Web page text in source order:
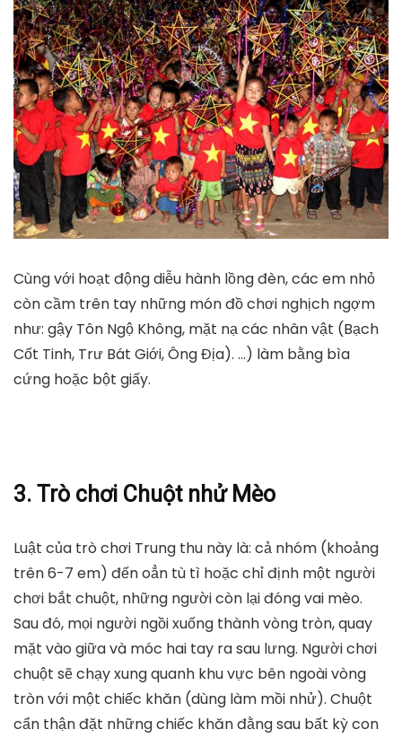
Cùng với hoạt động diễu hành lồng đèn, các em nhỏ
còn cầm trên tay những món đồ chơi nghịch ngợm
như: gậy Tôn Ngộ Không, mặt nạ các nhân vật (Bạch
Cốt Tinh, Trư Bát Giới, Ông Địa). …) làm bằng bìa
cứng hoặc bột giấy.
3. Trò chơi Chuột nhử Mèo
Luật của trò chơi Trung thu này là: cả nhóm (khoảng
trên 6-7 em) đến oẳn tù tì hoặc chỉ định một người
chơi bắt chuột, những người còn lại đóng vai mèo.
Sau đó, mọi người ngồi xuống thành vòng tròn, quay
mặt vào giữa và móc hai tay ra sau lưng. Người chơi
chuột sẽ chạy xung quanh khu vực bên ngoài vòng
tròn với một chiếc khăn (dùng làm mồi nhử). Chuột
cẩn thận đặt những chiếc khăn đằng sau bất kỳ con